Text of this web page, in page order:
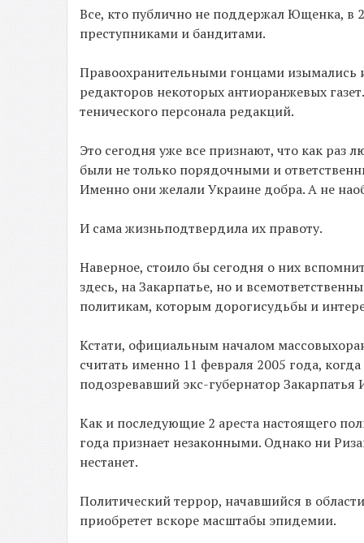
Все, кто публично не поддержал Ющенка, в
преступниками и бандитами.
Правоохранительными гонцами изымались
редакторов некоторых антиоранжевых
тенического персонала редакций.
Это сегодня уже все признают, что как
были не только порядочными и
Именно они желали Украине добра. А не
И сама жизньподтвердила их правоту.
Наверное, стоило бы сегодня о них
здесь, на Закарпатье, но и
политикам, которым дорогисудьбы и
Кстати, официальным началом
считать именно 11 февраля 2005 года,
подозревавший экс-губернатор Закарпатья
Как и последующие 2 ареста настоящего
года признает незаконными. Однако ни
нестанет.
Политический террор, начавшийся в
приобретет вскоре масштабы эпидемии.